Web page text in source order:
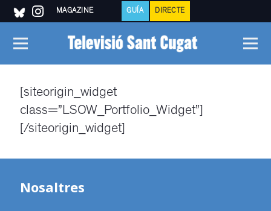
MAGAZINE GUÍA DIRECTE
[siteorigin_widget
class=”LSOW_Portfolio_Widget”]
[/siteorigin_widget]
Nosaltres